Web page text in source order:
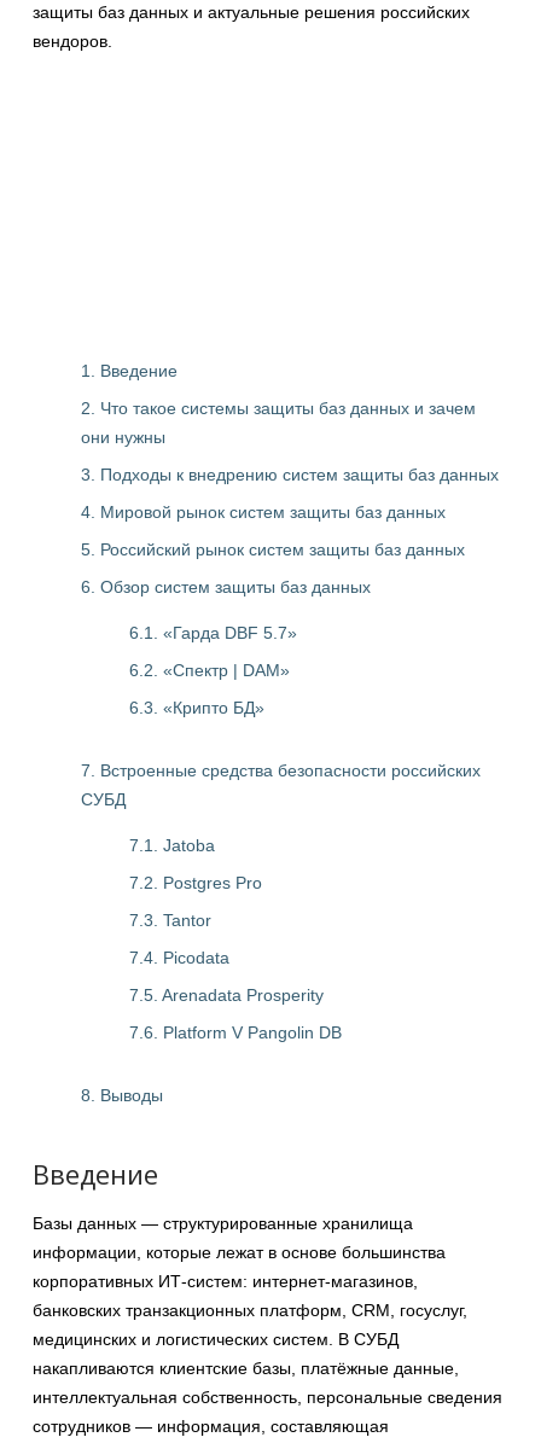
защиты баз данных и актуальные решения российских
вендоров.
1. Введение
2. Что такое системы защиты баз данных и зачем
они нужны
3. Подходы к внедрению систем защиты баз данных
4. Мировой рынок систем защиты баз данных
5. Российский рынок систем защиты баз данных
6. Обзор систем защиты баз данных
6.1. «Гарда DBF 5.7»
6.2. «Спектр | DAM»
6.3. «Крипто БД»
7. Встроенные средства безопасности российских
СУБД
7.1. Jatoba
7.2. Postgres Pro
7.3. Tantor
7.4. Picodata
7.5. Arenadata Prosperity
7.6. Platform V Pangolin DB
8. Выводы
Введение
Базы данных — структурированные хранилища
информации, которые лежат в основе большинства
корпоративных ИТ-систем: интернет-магазинов,
банковских транзакционных платформ, CRM, госуслуг,
медицинских и логистических систем. В СУБД
накапливаются клиентские базы, платёжные данные,
интеллектуальная собственность, персональные сведения
сотрудников — информация, составляющая